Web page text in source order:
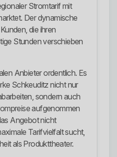
Stromtarif mit
Der dynamische
die ihren
Stunden verschieben
Anbieter ordentlich. Es
Schkeuditz nicht nur
sondern auch
aufgenommen
Angebot nicht
Tarifvielfalt sucht,
als Produkttheater.